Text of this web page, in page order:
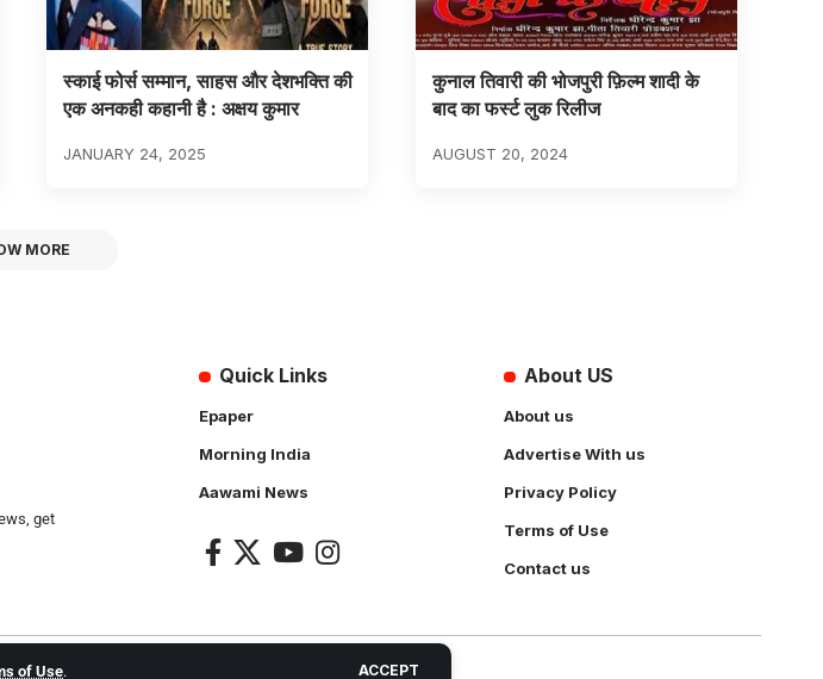
of Use. ACCEPT
स्काई फोर्स सम्मान, साहस और देशभक्ति की
एक अनकही कहानी है : अक्षय कुमार
JANUARY 24, 2025
कुनाल तिवारी की भोजपुरी फ़िल्म शादी के
बाद का फर्स्ट लुक रिलीज
AUGUST 20, 2024
MORE
get
Quick Links
Epaper
Morning India
Aawami News
About US
About us
Advertise With us
Privacy Policy
Terms of Use
Contact us
by and Maintanance by